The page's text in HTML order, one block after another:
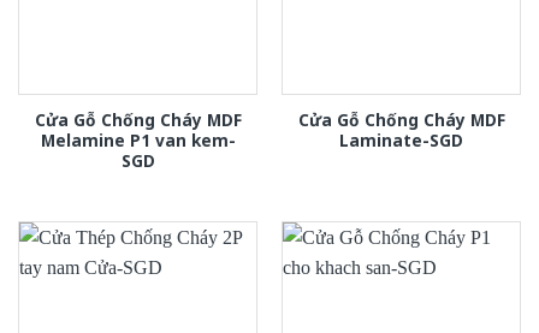
Cửa Gỗ Chống Cháy MDF
Melamine P1 van kem-
SGD
Cửa Gỗ Chống Cháy MDF
Laminate-SGD